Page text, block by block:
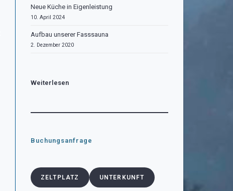
Neue Küche in Eigenleistung
10. April 2024
Aufbau unserer Fasssauna
2. Dezember 2020
Weiterlesen
Buchungsanfrage
ZELTPLATZ UNTERKUNFT